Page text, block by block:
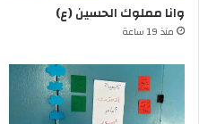
وانا مملوك الحسين (ع)
منذ 19 ساعة